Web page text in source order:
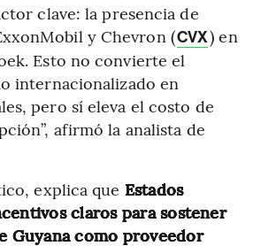
clave: la presencia de
y Chevron (CVX) en
Esto no convierte el
internacionalizado en
pero sí eleva el costo de
afirmó la analista de
explica que Estados
claros para sostener
Guyana como proveedor